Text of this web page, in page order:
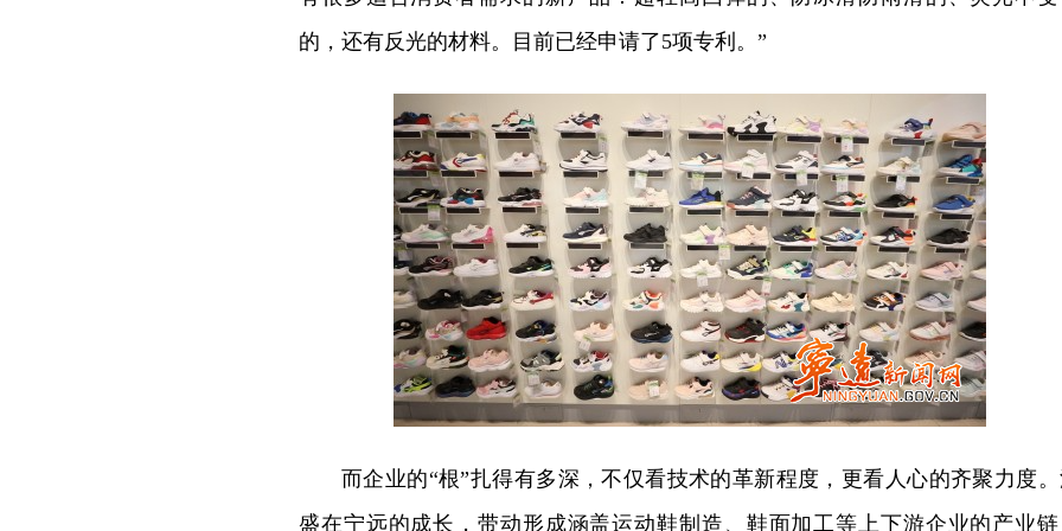
的，还有反光的材料。目前已经申请了5项专利。”
而企业的“根”扎得有多深，不仅看技术的革新程度，更看人心的齐聚力度
盛在宁远的成长，带动形成涵盖运动鞋制造、鞋面加工等上下游企业的产业